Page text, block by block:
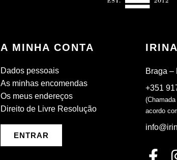
A MINHA CONTA
Dados pessoais
As minhas encomendas
Os meus endereços
Direito de Livre Resolução
ENTRAR
Braga –
+351
acordo